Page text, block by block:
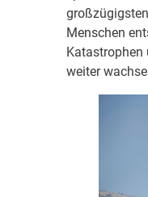
Menschen
Katastrophen
weiter